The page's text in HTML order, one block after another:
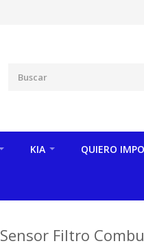
KIA QUIERO
Sensor Filtro